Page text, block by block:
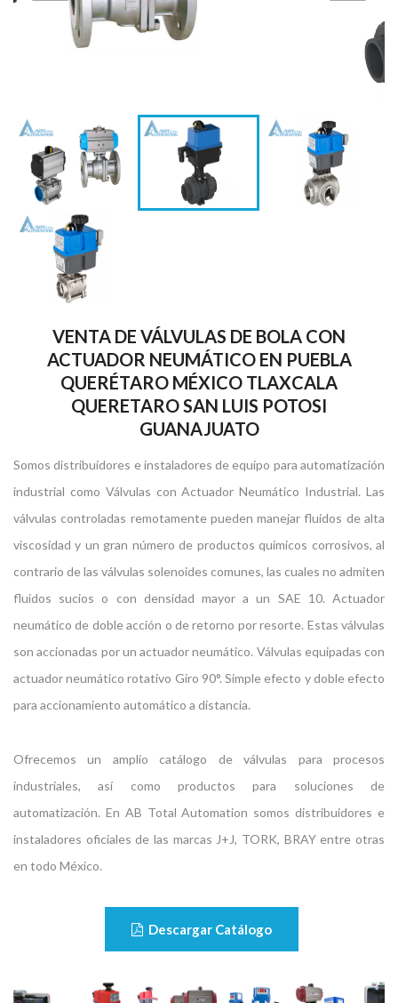
VENTA DE VÁLVULAS DE BOLA CON
ACTUADOR NEUMÁTICO EN PUEBLA
QUERÉTARO MÉXICO TLAXCALA
QUERETARO SAN LUIS POTOSI
GUANAJUATO
Somos distribuidores e instaladores de equipo para automatización
industrial como Válvulas con Actuador Neumático Industrial. Las
válvulas controladas remotamente pueden manejar fluidos de alta
viscosidad y un gran número de productos químicos corrosivos, al
contrario de las válvulas solenoides comunes, las cuales no admiten
fluidos sucios o con densidad mayor a un SAE 10. Actuador
neumático de doble acción o de retorno por resorte. Estas válvulas
son accionadas por un actuador neumático. Válvulas equipadas con
actuador neumático rotativo Giro 90°. Simple efecto y doble efecto
para accionamiento automático a distancia.
Ofrecemos un amplio catálogo de válvulas para procesos
industriales, así como productos para soluciones de
automatización. En AB Total Automation somos distribuidores e
instaladores oficiales de las marcas J+J, TORK, BRAY entre otras
en todo México.
Descargar Catálogo